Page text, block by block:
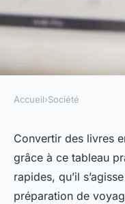
Tableau
conversion
Accueil›Société
Convertir des livres
grâce à ce tableau
rapides, qu’il
préparation de